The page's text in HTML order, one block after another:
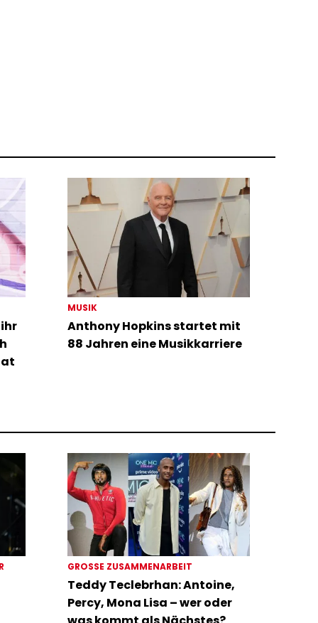
MUSIK
Anthony Hopkins startet mit
88 Jahren eine Musikkarriere
GROSSE ZUSAMMENARBEIT
Teddy Teclebrhan: Antoine,
Percy, Mona Lisa – wer oder